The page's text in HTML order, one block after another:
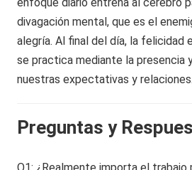
divagación mental, que es el
alegría. Al final del día, la felicidad
se practica mediante la presencia
nuestras expectativas y relaciones.
Preguntas y
Q1: ¿Realmente importa el trabajo